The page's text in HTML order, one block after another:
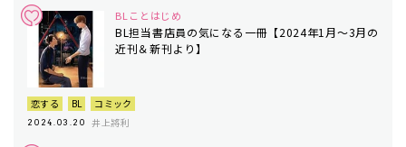
BLことはじめ
BL担当書店員の気になる一冊【2024年1月〜3月の
近刊＆新刊より】
恋する BL コミック
2024.03.20 井上將利